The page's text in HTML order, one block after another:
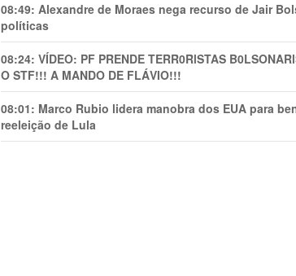
08:49: Alexandre de Moraes nega recurso de Jair
políticas
08:24: VÍDEO: PF PRENDE TERR0RlSTAS
O STF!!! A MANDO DE FLÁVIO!!!
08:01: Marco Rubio lidera manobra dos EUA para
reeleição de Lula